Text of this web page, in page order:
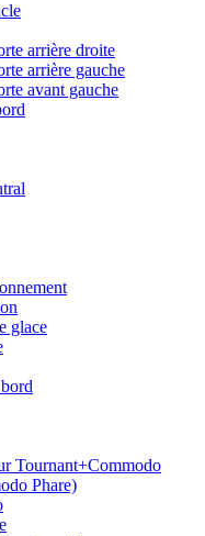
arrière droite
arrière gauche
avant gauche
glace
Tournant+Commodo
Phare)